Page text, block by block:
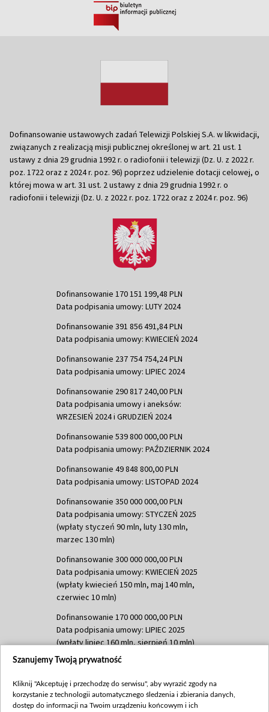
Dofinansowanie ustawowych zadań Telewizji Polskiej S.A. w likwidacji,
związanych z realizacją misji publicznej określonej w art. 21 ust. 1
ustawy z dnia 29 grudnia 1992 r. o radiofonii i telewizji (Dz. U. z 2022 r.
poz. 1722 oraz z 2024 r. poz. 96) poprzez udzielenie dotacji celowej, o
której mowa w art. 31 ust. 2 ustawy z dnia 29 grudnia 1992 r. o
radiofonii i telewizji (Dz. U. z 2022 r. poz. 1722 oraz z 2024 r. poz. 96)
Dofinansowanie 170 151 199,48 PLN
Data podpisania umowy: LUTY 2024
Dofinansowanie 391 856 491,84 PLN
Data podpisania umowy: KWIECIEŃ 2024
Dofinansowanie 237 754 754,24 PLN
Data podpisania umowy: LIPIEC 2024
Dofinansowanie 290 817 240,00 PLN
Data podpisania umowy i aneksów:
WRZESIEŃ 2024 i GRUDZIEŃ 2024
Dofinansowanie 539 800 000,00 PLN
Data podpisania umowy: PAŹDZIERNIK 2024
Dofinansowanie 49 848 800,00 PLN
Data podpisania umowy: LISTOPAD 2024
Dofinansowanie 350 000 000,00 PLN
Data podpisania umowy: STYCZEŃ 2025
(wpłaty styczeń 90 mln, luty 130 mln,
marzec 130 mln)
Dofinansowanie 300 000 000,00 PLN
Data podpisania umowy: KWIECIEŃ 2025
(wpłaty kwiecień 150 mln, maj 140 mln,
czerwiec 10 mln)
Dofinansowanie 170 000 000,00 PLN
Data podpisania umowy: LIPIEC 2025
(wpłaty lipiec 160 mln, sierpień 10 mln)
Dofinansowanie 60 000 000,00 PLN
(wpłata wrzesień 60 mln)
Dofinansowanie 635 783 051,21 PLN
Szanujemy Twoją prywatność
Kliknij "Akceptuję i przechodzę do serwisu", aby wyrazić zgody na
korzystanie z technologii automatycznego śledzenia i zbierania danych,
dostęp do informacji na Twoim urządzeniu końcowym i ich